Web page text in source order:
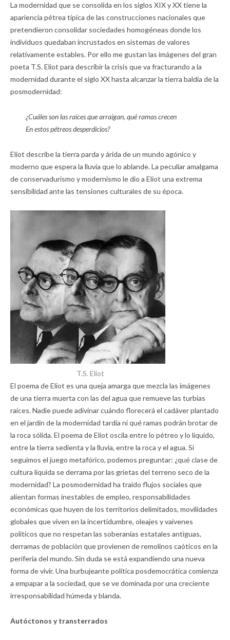
La modernidad que se consolida en los siglos XIX y XX tiene la
apariencia pétrea típica de las construcciones nacionales que
pretendieron consolidar sociedades homogéneas donde los
individuos quedaban incrustados en sistemas de valores
relativamente estables. Por ello me gustan las imágenes del gran
poeta T.S. Eliot para describir la crisis que va fracturando a la
modernidad durante el siglo XX hasta alcanzar la tierra baldía de la
posmodernidad:
¿Cuáles son las raíces que arraigan, qué ramas crecen
En estos pétreos desperdicios?
Eliot describe la tierra parda y árida de un mundo agónico y
moderno que espera la lluvia que lo ablande. La peculiar amalgama
de conservadurismo y modernismo le dio a Eliot una extrema
sensibilidad ante las tensiones culturales de su época.
T.S. Eliot
El poema de Eliot es una queja amarga que mezcla las imágenes
de una tierra muerta con las del agua que remueve las turbias
raíces. Nadie puede adivinar cuándo florecerá el cadáver plantado
en el jardín de la modernidad tardía ni qué ramas podrán brotar de
la roca sólida. El poema de Eliot oscila entre lo pétreo y lo líquido,
entre la tierra sedienta y la lluvia, entre la roca y el agua. Si
seguimos el juego metafórico, podemos preguntar: ¿qué clase de
cultura líquida se derrama por las grietas del terreno seco de la
modernidad? La posmodernidad ha traído flujos sociales que
alientan formas inestables de empleo, responsabilidades
económicas que huyen de los territorios delimitados, movilidades
globales que viven en la incertidumbre, oleajes y vaivenes
políticos que no respetan las soberanías estatales antiguas,
derramas de población que provienen de remolinos caóticos en la
periferia del mundo. Sin duda se está expandiendo una nueva
forma de vivir. Una burbujeante política posdemocrática comienza
a empapar a la sociedad, que se ve dominada por una creciente
irresponsabilidad húmeda y blanda.
Autóctonos y transterrados